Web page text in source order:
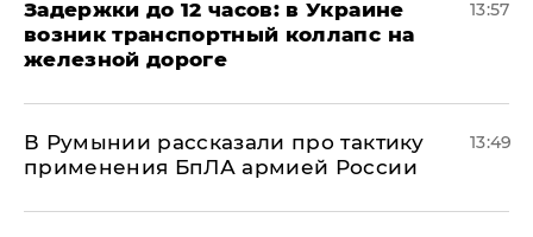
Задержки до 12 часов: в Украине
возник транспортный коллапс на
железной дороге
13:57
В Румынии рассказали про тактику
применения БпЛА армией России
13:49